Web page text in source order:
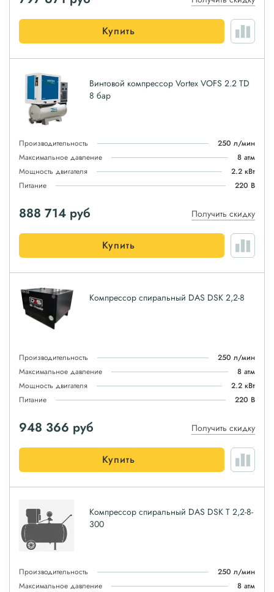
Купить
Винтовой компрессор Vortex VOFS 2.2 TD
8 бар
Производительность
250 л/мин
Максимальное давление
8 атм
Мощность двигателя
2.2 кВт
Питание
220 В
888 714 руб Получить скидку
Купить
Компрессор спиральный DAS DSK 2,2-8
Производительность
250 л/мин
Максимальное давление
8 атм
Мощность двигателя
2.2 кВт
Питание
220 В
948 366 руб Получить скидку
Купить
Компрессор спиральный DAS DSK T 2,2-8-
300
Производительность
250 л/мин
Максимальное давление
8 атм